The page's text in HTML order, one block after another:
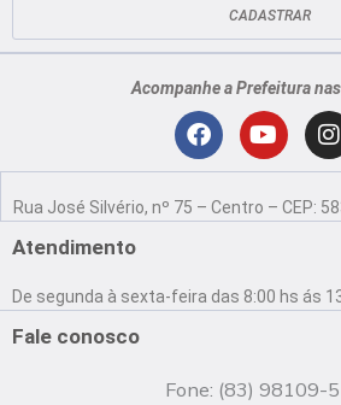
CADASTRAR
Acompanhe a Prefeitura
F
c
o
o
Y
u
b
e
I
n
s
g
r
Rua José Silvério, nº 75 – Centro – CEP:
Atendimento
De segunda à sexta-feira das 8:00 hs ás
Fale conosco
Fone: (83) 98109-